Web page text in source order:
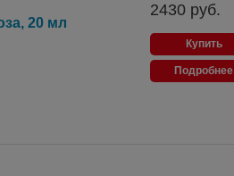
20 мл
2430 руб.
Купить
Подробнее